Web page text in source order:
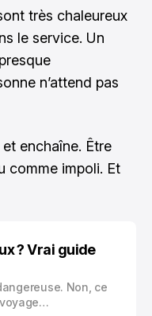
très chaleureux
le service. Un
n’attend pas
enchaîne. Être
comme impoli. Et
? Vrai guide
Non, ce